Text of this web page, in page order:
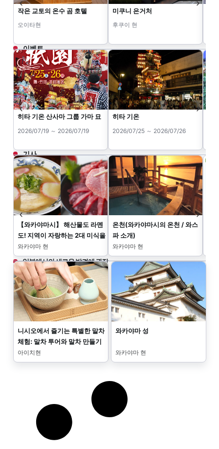
작은 교토의 온수 곰 호텔
오이타현
미쿠니 은거처
후쿠이 현
이벤트
히타 기온 산사마 그룹 가마 묘
2026/07/19 ～ 2026/07/19
히타 기온
2026/07/25 ～ 2026/07/26
기사
【와카야마시】 해산물도 라멘
도! 지역이 자랑하는 2대 미식을
소개합니다
와카야마 현
온천(와카야마시의 온천 / 와스
파 소개)
와카야마 현
일본에서의 새로운 발견에 권장
니시오에서 즐기는 특별한 말차
체험: 말차 투어와 말차 만들기
아이치현
와카야마 성
와카야마 현